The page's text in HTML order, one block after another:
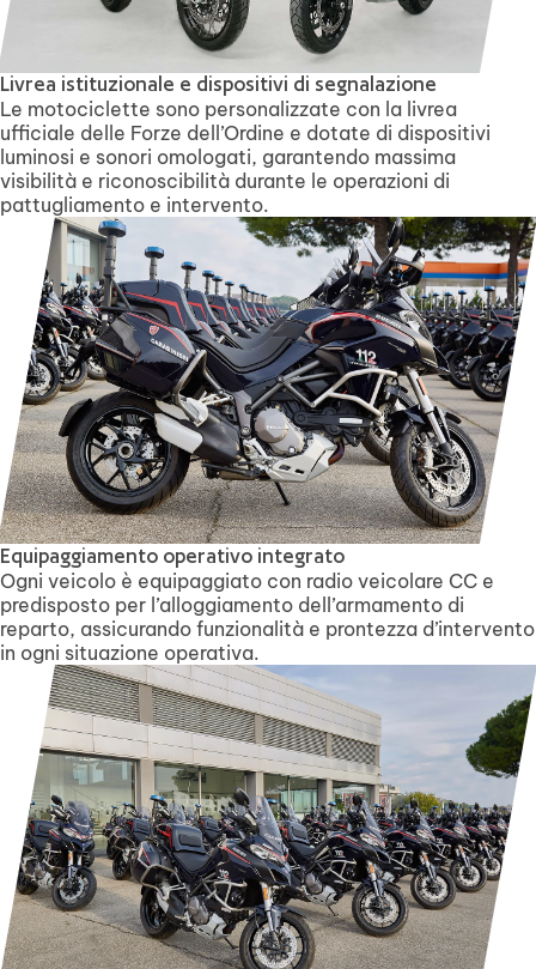
Livrea istituzionale e dispositivi di segnalazione
Le motociclette sono personalizzate con la livrea
ufficiale delle Forze dell’Ordine e dotate di dispositivi
luminosi e sonori omologati, garantendo massima
visibilità e riconoscibilità durante le operazioni di
pattugliamento e intervento.
Equipaggiamento operativo integrato
Ogni veicolo è equipaggiato con radio veicolare CC e
predisposto per l’alloggiamento dell’armamento di
reparto, assicurando funzionalità e prontezza d’intervento
in ogni situazione operativa.